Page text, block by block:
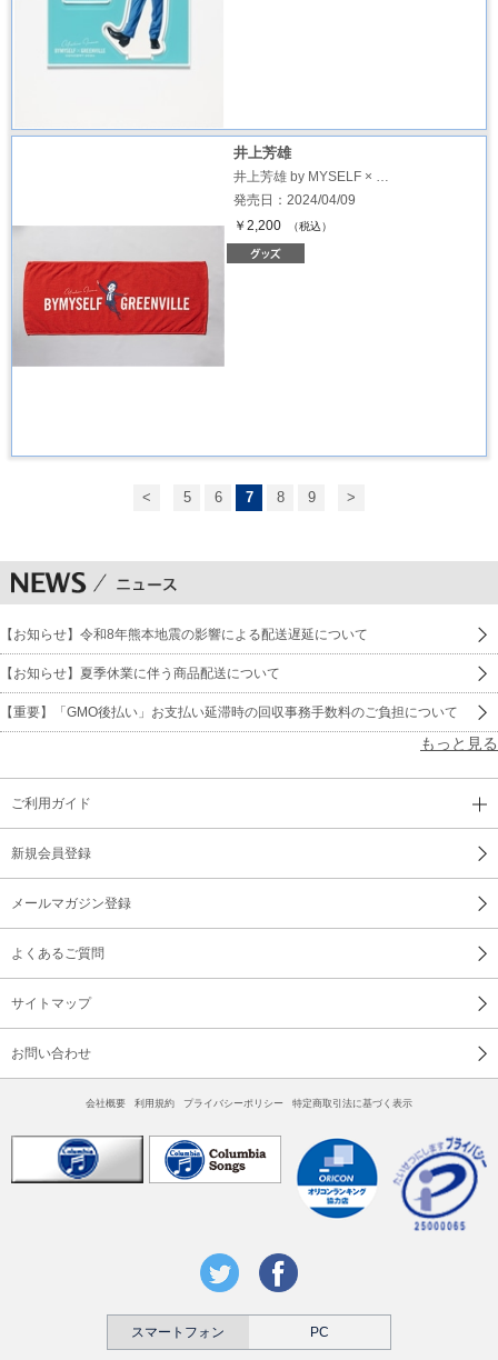
井上芳雄
井上芳雄 by MYSELF × …
発売日：2024/04/09
￥2,200
（税込）
< 5 6 7 8 9 >
【お知らせ】令和8年熊本地震の影響による配送遅延について
【お知らせ】夏季休業に伴う商品配送について
【重要】「GMO後払い」お支払い延滞時の回収事務手数料のご負担について
もっと見る
ご利用ガイド
新規会員登録
メールマガジン登録
よくあるご質問
サイトマップ
お問い合わせ
会社概要 利用規約 プライバシーポリシー 特定商取引法に基づく表示
スマートフォン PC